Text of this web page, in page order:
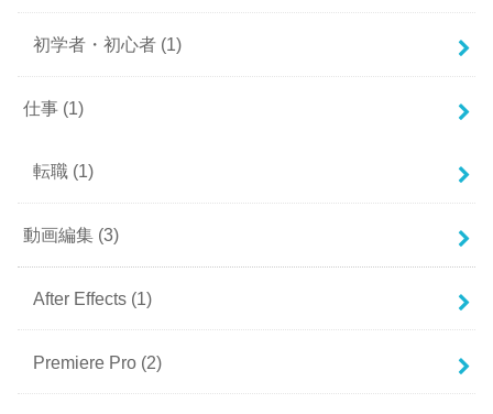
初学者・初心者 (1)
仕事 (1)
転職 (1)
動画編集 (3)
After Effects (1)
Premiere Pro (2)